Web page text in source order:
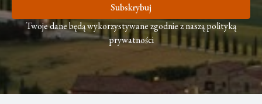
Subskrybuj
Twoje dane będą wykorzystywane zgodnie z naszą polityką
prywatności